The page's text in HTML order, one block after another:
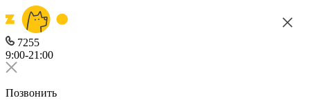
7255
9:00-21:00
Позвонить